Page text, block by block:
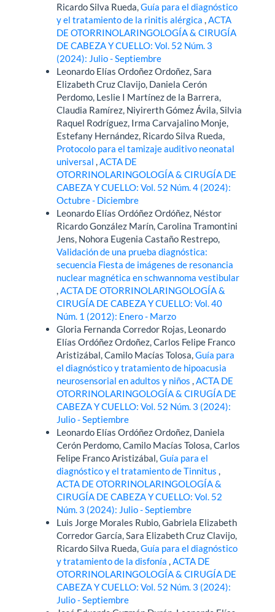
Ricardo Silva Rueda,Guía para el diagnóstico
y el tratamiento de la rinitis alérgica
ACTA
DE OTORRINOLARINGOLOGÍA & CIRUGÍA
DE CABEZA Y CUELLO: Vol. 52 Núm. 3
(2024): Julio - Septiembre
Leonardo Elías Ordoñez Ordoñez, Sara
Elizabeth Cruz Clavijo, Daniela Cerón
Perdomo, Leslie I Martínez de la Barrera,
Claudia Ramírez, Niyirerth Gómez Ávila, Silvia
Raquel Rodríguez, Irma Carvajalino Monje,
Estefany Hernández, Ricardo Silva Rueda,
Protocolo para el tamizaje auditivo neonatal
universal
ACTA DE
OTORRINOLARINGOLOGÍA & CIRUGÍA DE
CABEZA Y CUELLO: Vol. 52 Núm. 4 (2024):
Octubre - Diciembre
Leonardo Elías Ordóñez Ordóñez, Néstor
Ricardo González Marín, Carolina Tramontini
Jens, Nohora Eugenia Castaño Restrepo,
Validación de una prueba diagnóstica:
secuencia Fiesta de imágenes de resonancia
nuclear magnética en schwannoma vestibular
ACTA DE OTORRINOLARINGOLOGÍA &
CIRUGÍA DE CABEZA Y CUELLO: Vol. 40
Núm. 1 (2012): Enero - Marzo
Gloria Fernanda Corredor Rojas, Leonardo
Elías Ordóñez Ordoñez, Carlos Felipe Franco
Aristizábal, Camilo Macías Tolosa,Guía para
el diagnóstico y tratamiento de hipoacusia
neurosensorial en adultos y niños
ACTA DE
OTORRINOLARINGOLOGÍA & CIRUGÍA DE
CABEZA Y CUELLO: Vol. 52 Núm. 3 (2024):
Julio - Septiembre
Leonardo Elías Ordóñez Ordoñez, Daniela
Cerón Perdomo, Camilo Macías Tolosa, Carlos
Felipe Franco Aristizábal,Guía para el
diagnóstico y el tratamiento de Tinnitus
ACTA DE OTORRINOLARINGOLOGÍA &
CIRUGÍA DE CABEZA Y CUELLO: Vol. 52
Núm. 3 (2024): Julio - Septiembre
Luis Jorge Morales Rubio, Gabriela Elizabeth
Corredor García, Sara Elizabeth Cruz Clavijo,
Ricardo Silva Rueda,Guía para el diagnóstico
y tratamiento de la disfonía
ACTA DE
OTORRINOLARINGOLOGÍA & CIRUGÍA DE
CABEZA Y CUELLO: Vol. 52 Núm. 3 (2024):
Julio - Septiembre